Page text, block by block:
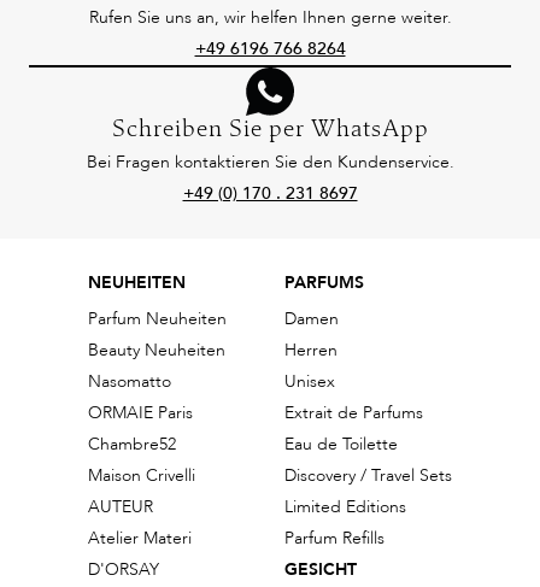
Rufen Sie uns an, wir helfen Ihnen gerne weiter.
+49 6196 766 8264
Schreiben Sie per WhatsApp
Bei Fragen kontaktieren Sie den Kundenservice.
+49 (0) 170 . 231 8697
NEUHEITEN
Parfum Neuheiten
Beauty Neuheiten
Nasomatto
ORMAIE Paris
Chambre52
Maison Crivelli
AUTEUR
Atelier Materi
D'ORSAY
PARFUMS
Damen
Herren
Unisex
Extrait de Parfums
Eau de Toilette
Discovery / Travel Sets
Limited Editions
Parfum Refills
GESICHT